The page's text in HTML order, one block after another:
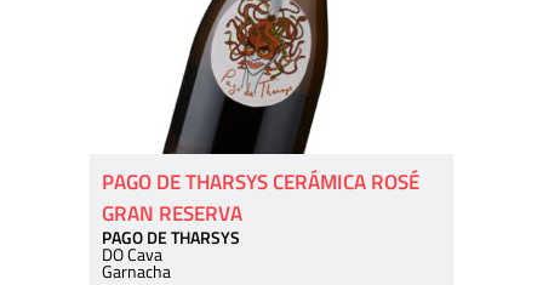
PAGO DE THARSYS CERÁMICA ROSÉ
GRAN RESERVA
PAGO DE THARSYS
DO Cava
Garnacha